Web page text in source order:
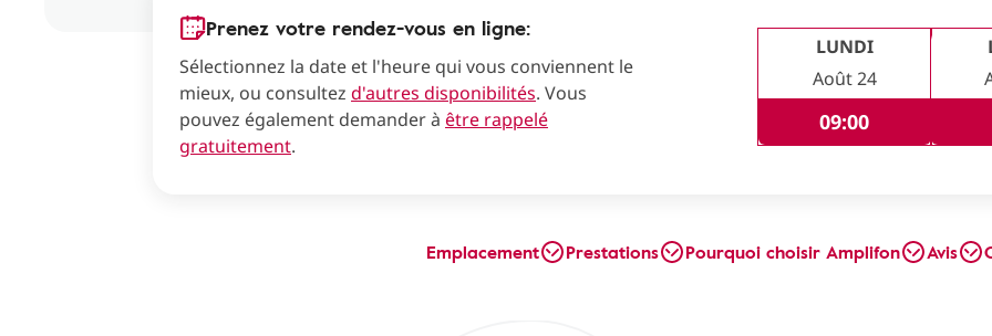
Prenez votre rendez-vous en ligne:
Sélectionnez la date et l'heure qui vous conviennent le
mieux, ou consultez d'autres disponibilités. Vous
pouvez également demander à être rappelé
gratuitement.
LUNDI
Août 24
09:00
Emplacement Prestations Pourquoi choisir Amplifon Avis